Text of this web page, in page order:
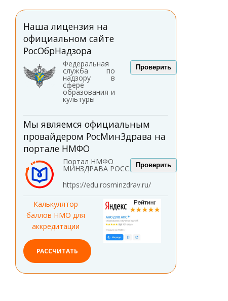
Наша лицензия на
официальном сайте
РосОбрНадзора
Федеральная
служба по
надзору в
сфере
образования и
культуры
Проверить
Мы являемся официальным
провайдером РосМинЗдрава на
портале НМФО
Портал НМФО
МИНЗДРАВА РОССИИ
https://edu.rosminzdrav.ru/
Проверить
Калькулятор
баллов НМО для
аккредитации
РАССЧИТАТЬ